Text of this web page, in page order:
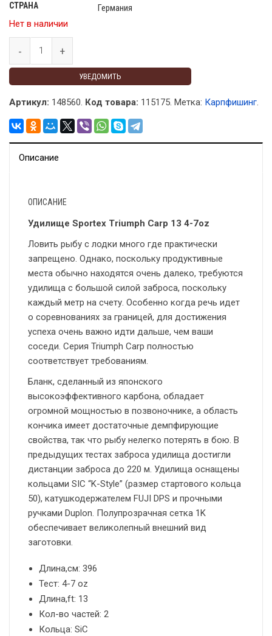
СТРАНА
Германия
Нет в наличии
УВЕДОМИТЬ
Артикул: 148560. Код товара: 115175. Метка: Карпфишинг.
Описание
ОПИСАНИЕ
Удилище Sportex Triumph Carp 13 4-7oz
Ловить рыбу с лодки много где практически
запрещено. Однако, поскольку продуктивные
места обычно находятся очень далеко, требуются
удилища с большой силой заброса, поскольку
каждый метр на счету. Особенно когда речь идет
о соревнованиях за границей, для достижения
успеха очень важно идти дальше, чем ваши
соседи. Серия Triumph Carp полностью
соответствует требованиям.
Бланк, сделанный из японского
высокоэффективного карбона, обладает
огромной мощностью в позвоночнике, а область
кончика имеет достаточные демпфирующие
свойства, так что рыбу нелегко потерять в бою. В
предыдущих тестах заброса удилища достигли
дистанции заброса до 220 м. Удилища оснащены
кольцами SIC “K-Style” (размер стартового кольца
50), катушкодержателем FUJI DPS и прочными
ручками Duplon. Полупрозрачная сетка 1K
обеспечивает великолепный внешний вид
заготовки.
Длина,см: 396
Тест: 4-7 oz
Длина,ft: 13
Кол-во частей: 2
Кольца: SiC